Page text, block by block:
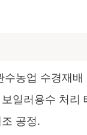
수농업 수경재
일러용수 처리
공정.